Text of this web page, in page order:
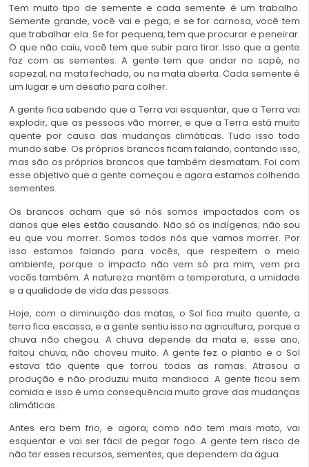
Tem muito tipo de semente e cada semente é um trabalho.
Semente grande, você vai e pega; e se for carnosa, você tem
que trabalhar ela. Se for pequena, tem que procurar e peneirar.
O que não caiu, você tem que subir para tirar. Isso que a gente
faz com as sementes. A gente tem que andar no sapé, no
sapezal, na mata fechada, ou na mata aberta. Cada semente é
um lugar e um desafio para colher.
A gente fica sabendo que a Terra vai esquentar, que a Terra vai
explodir, que as pessoas vão morrer, e que a Terra está muito
quente por causa das mudanças climáticas. Tudo isso todo
mundo sabe. Os próprios brancos ficam falando, contando isso,
mas são os próprios brancos que também desmatam. Foi com
esse objetivo que a gente começou e agora estamos colhendo
sementes.
Os brancos acham que só nós somos impactados com os
danos que eles estão causando. Não só os indígenas; não sou
eu que vou morrer. Somos todos nós que vamos morrer. Por
isso estamos falando para vocês, que respeitem o meio
ambiente, porque o impacto não vem só pra mim, vem pra
vocês também. A natureza mantém a temperatura, a umidade
e a qualidade de vida das pessoas.
Hoje, com a diminuição das matas, o Sol fica muito quente, a
terra fica escassa, e a gente sentiu isso na agricultura, porque a
chuva não chegou. A chuva depende da mata e, esse ano,
faltou chuva, não choveu muito. A gente fez o plantio e o Sol
estava tão quente que torrou todas as ramas. Atrasou a
produção e não produziu muita mandioca. A gente ficou sem
comida e isso é uma consequência muito grave das mudanças
climáticas.
Antes era bem frio, e agora, como não tem mais mato, vai
esquentar e vai ser fácil de pegar fogo. A gente tem risco de
não ter esses recursos, sementes, que dependem da água.